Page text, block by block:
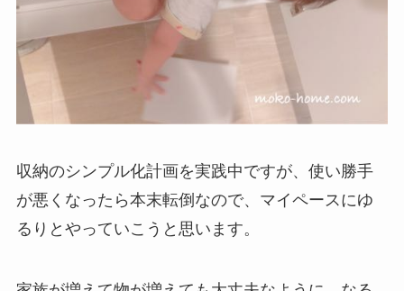
収納のシンプル化計画を実践中ですが、使い勝手
が悪くなったら本末転倒なので、マイペースにゆ
るりとやっていこうと思います。